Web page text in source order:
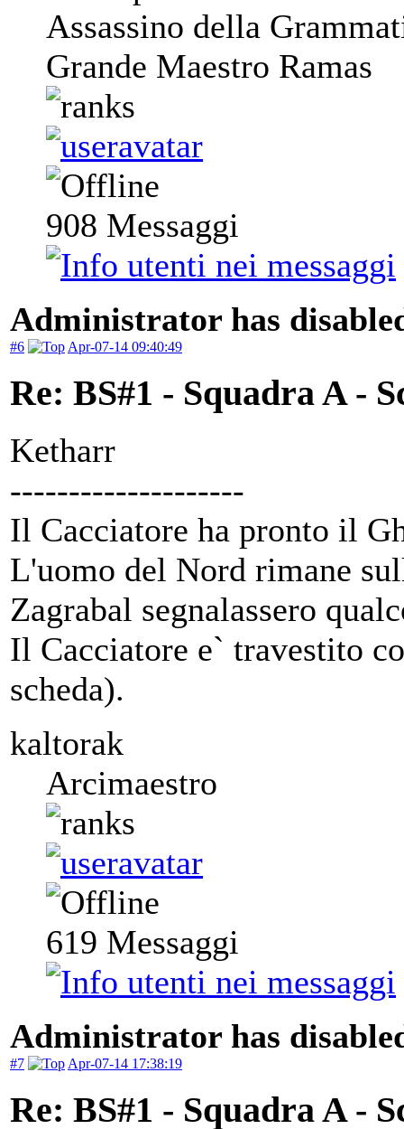
Assassino della
Grande Maestro Ramas
908 Messaggi
Administrator has
#6 Apr-07-14 09:40:49
Re: BS#1 - Squadra A -
Ketharr
--------------------
Il Cacciatore ha pronto il
L'uomo del Nord rimane
Zagrabal segnalassero
Il Cacciatore e` travestito
scheda).
kaltorak
Arcimaestro
619 Messaggi
Administrator has
#7 Apr-07-14 17:38:19
Re: BS#1 - Squadra A -